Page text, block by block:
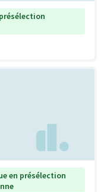
en présélection